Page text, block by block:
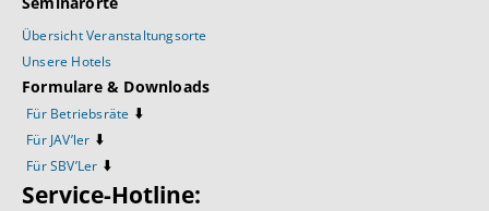
Übersicht Veranstaltungsorte
Unsere Hotels
Formulare & Downloads
Für Betriebsräte ⬇️
Für JAV’ler ⬇️
Für SBV’Ler ⬇️
Service-Hotline: